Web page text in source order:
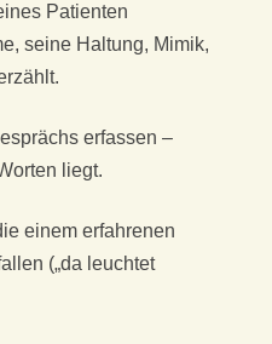
Patienten
seine Haltung, Mimik,
erfassen –
liegt.
einem erfahrenen
(„da leuchtet